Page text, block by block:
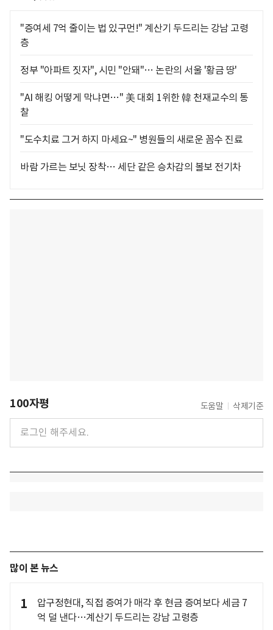
"증여세 7억 줄이는 법 있구먼!" 계산기 두드리는 강남 고령
층
정부 "아파트 짓자", 시민 "안돼"… 논란의 서울 '황금 땅'
"AI 해킹 어떻게 막냐면…" 美 대회 1위한 韓 천재교수의 통
찰
"도수치료 그거 하지 마세요~" 병원들의 새로운 꼼수 진료
바람 가르는 보닛 장착… 세단 같은 승차감의 볼보 전기차
100자평 도움말 삭제기준
많이 본 뉴스
1
압구정현대, 직접 증여가 매각 후 현금 증여보다 세금 7
억 덜 낸다…계산기 두드리는 강남 고령층